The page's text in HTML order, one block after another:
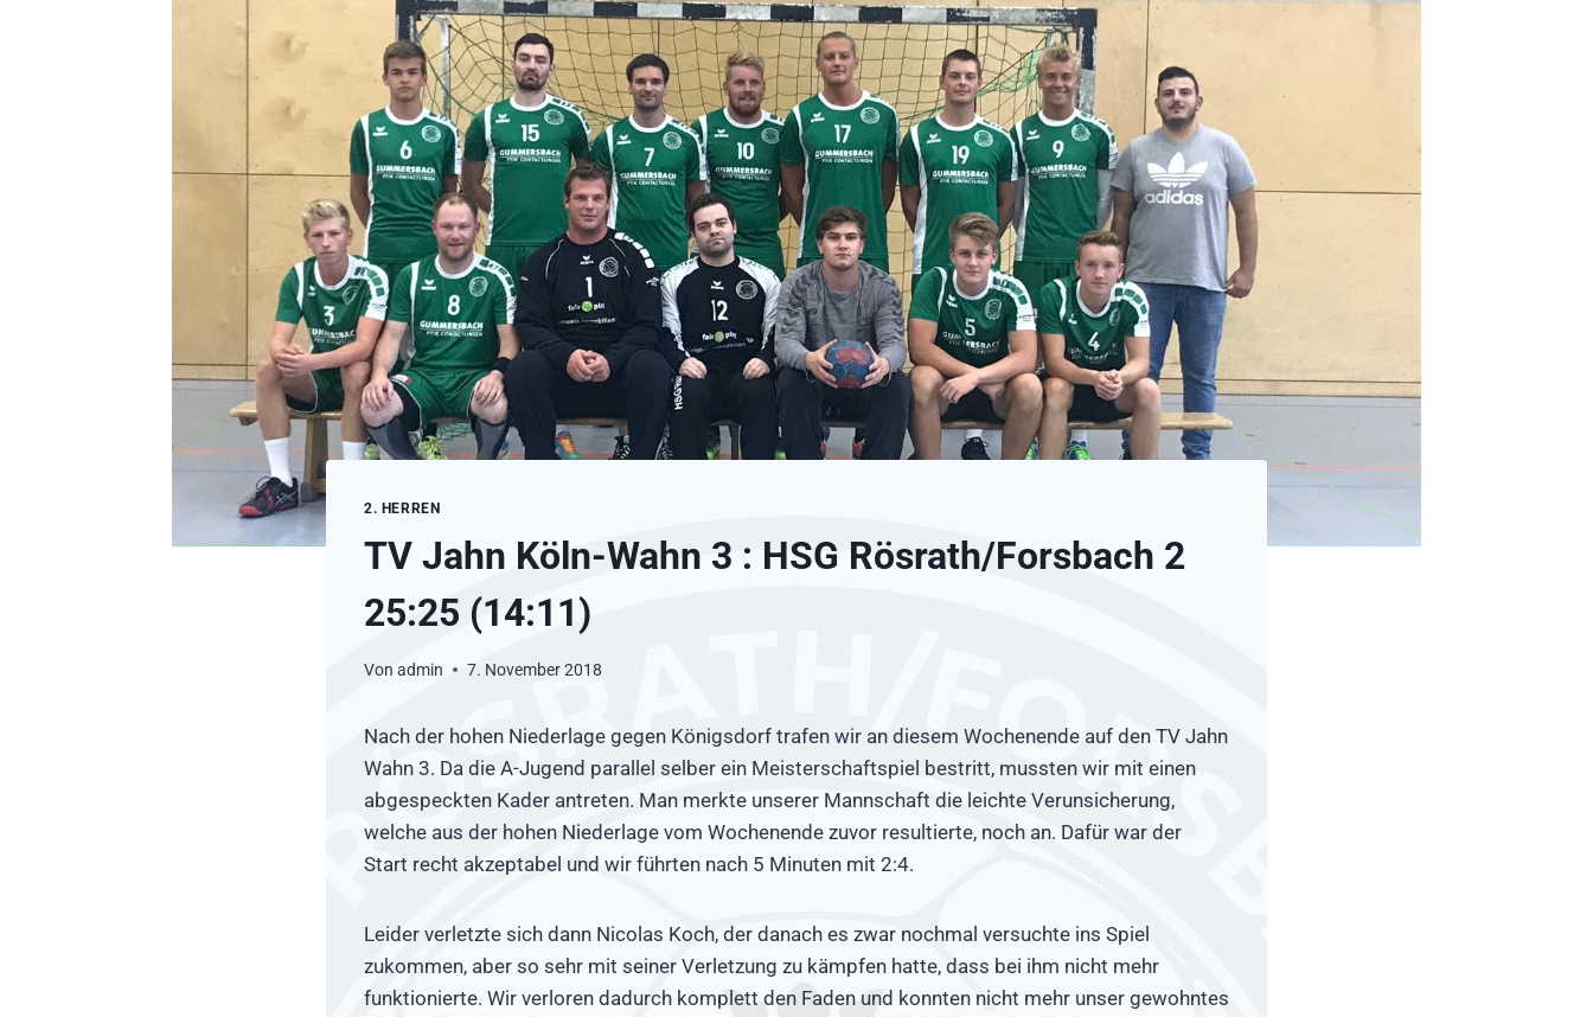
2. HERREN
TV Jahn Köln-Wahn 3 : HSG Rösrath/Forsbach 2
25:25 (14:11)
Von admin 7. November 2018
Nach der hohen Niederlage gegen Königsdorf trafen wir an diesem Wochenende auf den TV Jahn
Wahn 3. Da die A-Jugend parallel selber ein Meisterschaftspiel bestritt, mussten wir mit einen
abgespeckten Kader antreten. Man merkte unserer Mannschaft die leichte Verunsicherung,
welche aus der hohen Niederlage vom Wochenende zuvor resultierte, noch an. Dafür war der
Start recht akzeptabel und wir führten nach 5 Minuten mit 2:4.
Leider verletzte sich dann Nicolas Koch, der danach es zwar nochmal versuchte ins Spiel
zukommen, aber so sehr mit seiner Verletzung zu kämpfen hatte, dass bei ihm nicht mehr
funktionierte. Wir verloren dadurch komplett den Faden und konnten nicht mehr unser gewohntes